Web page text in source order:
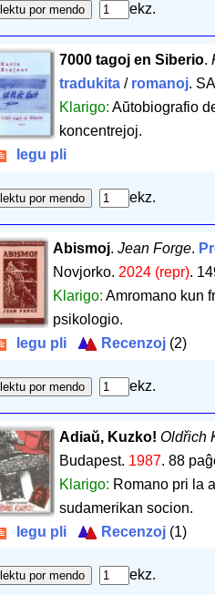
ekz.
7000 tagoj en Siberio.
tradukita/ romanoj.
Klarigo: Aŭtobiografio
koncentrejoj.
legu pli
ekz.
Abismoj.Jean Forge.
Novjorko. 2024 (repr).
Klarigo:Amromano kun
psikologio.
legu pli
Recenzoj (2)
ekz.
Adiaŭ, Kuzko! Oldřich
Budapest. 1987. 88
Klarigo: Romano pri la
sudamerikan socion.
legu pli
Recenzoj (1)
ekz.